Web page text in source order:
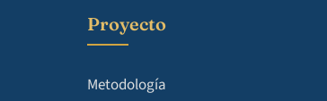
Proyecto
Metodología